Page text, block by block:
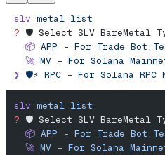
slv metal list
? 🛡️ Select SLV BareMetal
  📦
APP - For Trade
  🚀
MV - For Solana
❯ 🛡️⚡️ RPC - For Solana RPC
slv metal list
? 🛡️ Select SLV BareMetal
  📦
APP - For Trade
  🚀
MV - For Solana